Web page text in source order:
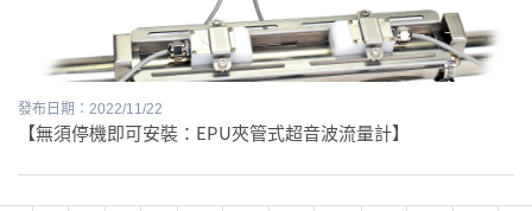
發布日期：2022/11/22
【無須停機即可安裝：EPU夾管式超音波流量計】